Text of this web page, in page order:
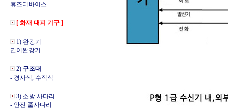
휴즈디바이스
[ 화재 대피 기구 ]
1) 완강기
간이완강기
2) 구조대
- 경사식, 수직식
3) 소방 사다리
- 안전 줄사다리